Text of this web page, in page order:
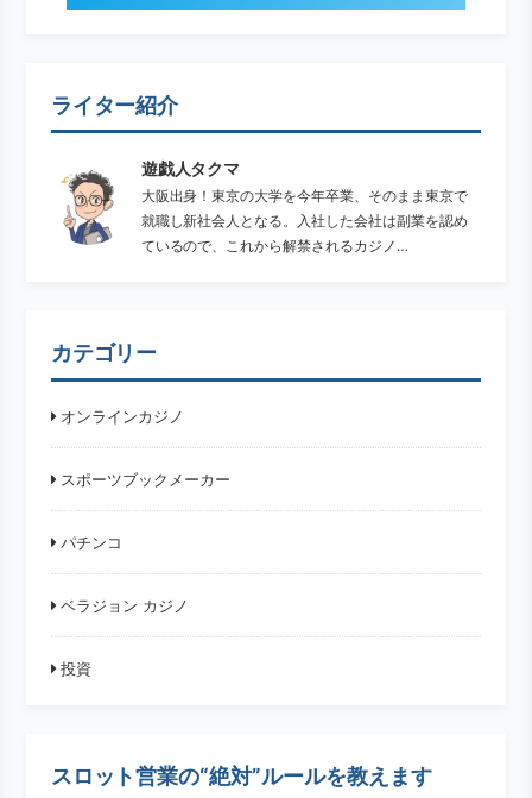
ライター紹介
遊戯人タクマ
大阪出身！東京の大学を今年卒業、そのまま東京で
就職し新社会人となる。入社した会社は副業を認め
ているので、これから解禁されるカジノ…
カテゴリー
オンラインカジノ
スポーツブックメーカー
パチンコ
ベラジョン カジノ
投資
スロット営業の“絶対”ルールを教えます